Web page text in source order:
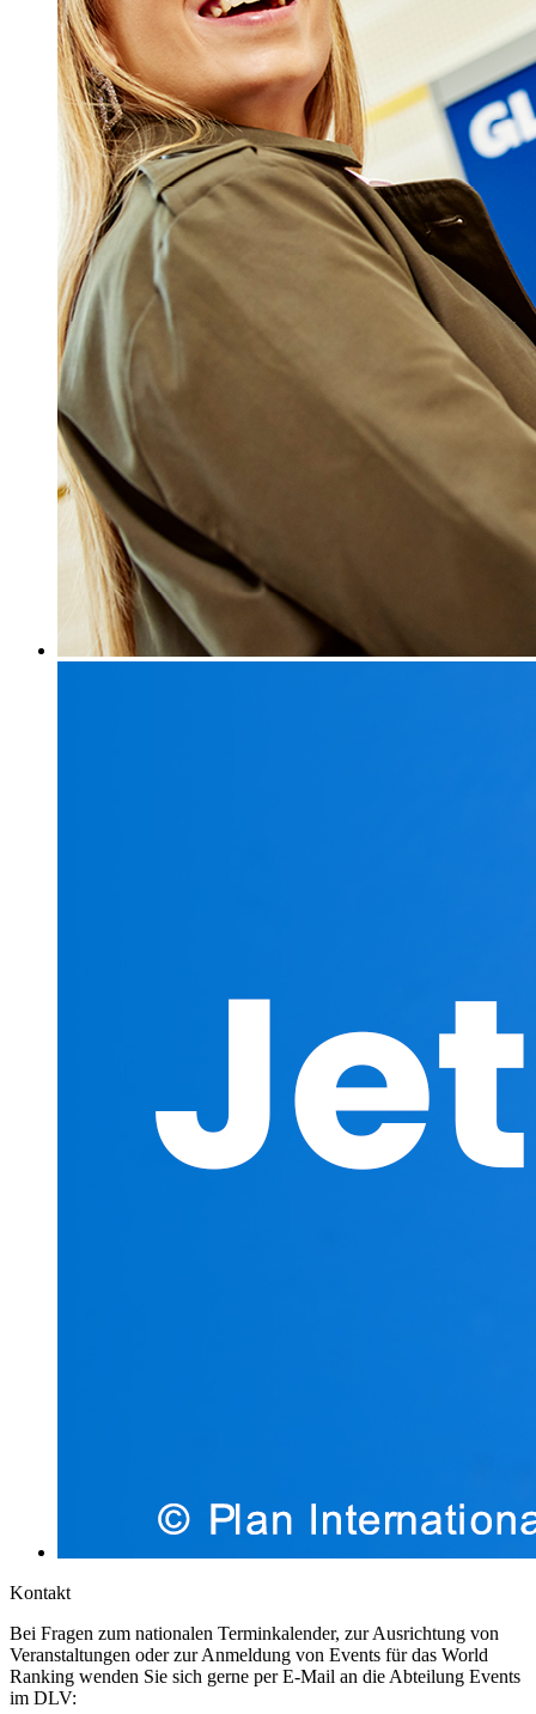
Kontakt
Bei Fragen zum nationalen Terminkalender, zur Ausrichtung von
Veranstaltungen oder zur Anmeldung von Events für das World
Ranking wenden Sie sich gerne per E-Mail an die Abteilung Events
im DLV: